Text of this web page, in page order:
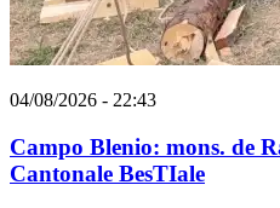
04/08/2026 - 22:43
Campo Blenio: mons. de
Cantonale BesTIale